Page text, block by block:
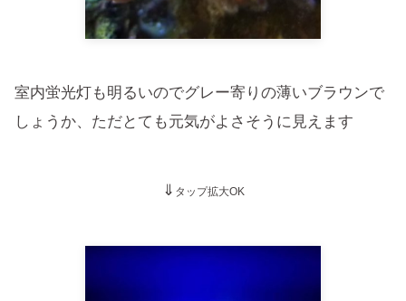
室内蛍光灯も明るいのでグレー寄りの薄いブラウンで
しょうか、ただとても元気がよさそうに見えます
⇓ タップ拡大OK